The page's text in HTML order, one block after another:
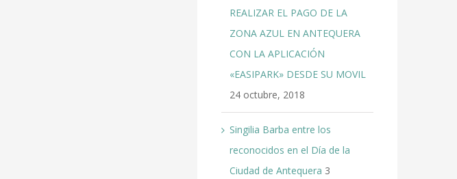
REALIZAR EL PAGO DE LA
ZONA AZUL EN ANTEQUERA
CON LA APLICACIÓN
«EASIPARK» DESDE SU MOVIL
24 octubre, 2018
Singilia Barba entre los
reconocidos en el Día de la
Ciudad de Antequera 3